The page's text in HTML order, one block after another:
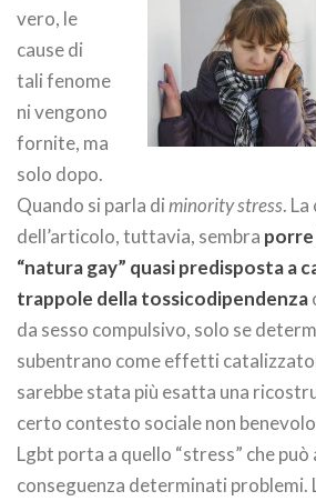
vero, le
cause di
tali fenome
ni vengono
fornite, ma
solo dopo.
Quando si parla diminority stress.
dell’articolo, tuttavia, sembra porre
“natura gay” quasi predisposta a
trappole della tossicodipendenza
da sesso compulsivo, solo se
subentrano come effetti
sarebbe stata più esatta una
certo contesto sociale non
Lgbt porta a quello “stress” che può
conseguenza determinati problemi.